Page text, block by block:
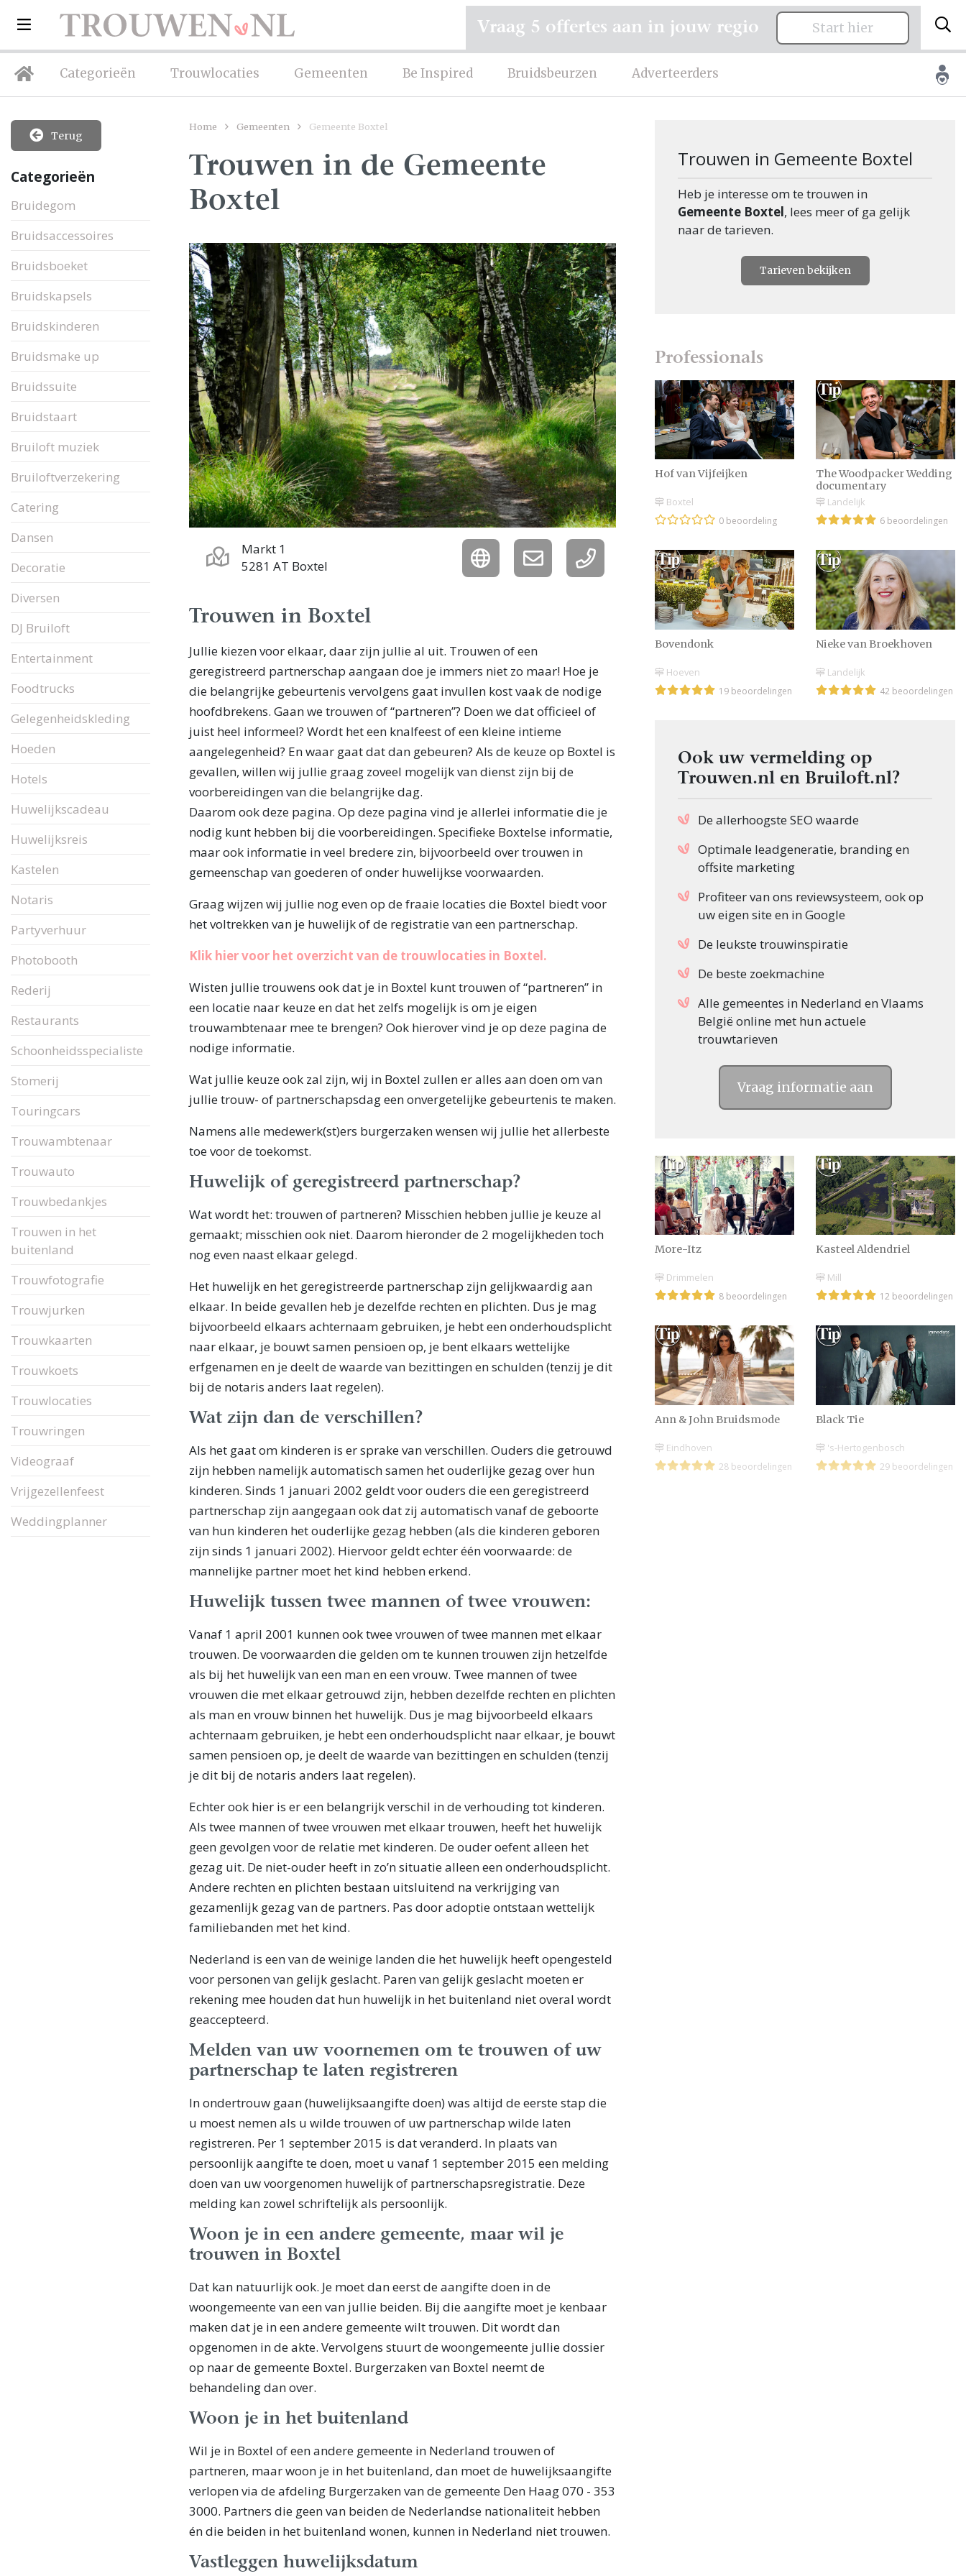
Categorieën Trouwlocaties Gemeenten Be Inspired Bruidsbeurzen Adverteerders
Vraag 5 offertes aan in jouw regio Start hier
Terug
Categorieën
Bruidegom
Bruidsaccessoires
Bruidsboeket
Bruidskapsels
Bruidskinderen
Bruidsmake up
Bruidssuite
Bruidstaart
Bruiloft muziek
Bruiloftverzekering
Catering
Dansen
Decoratie
Diversen
DJ Bruiloft
Entertainment
Foodtrucks
Gelegenheidskleding
Hoeden
Hotels
Huwelijkscadeau
Huwelijksreis
Kastelen
Notaris
Partyverhuur
Photobooth
Rederij
Restaurants
Schoonheidsspecialiste
Stomerij
Touringcars
Trouwambtenaar
Trouwauto
Trouwbedankjes
Trouwen in het
buitenland
Trouwfotografie
Trouwjurken
Trouwkaarten
Trouwkoets
Trouwlocaties
Trouwringen
Videograaf
Vrijgezellenfeest
Weddingplanner
Home Gemeenten Gemeente Boxtel
Trouwen in de Gemeente
Boxtel
Markt 1
5281 AT Boxtel
Trouwen in Boxtel
Jullie kiezen voor elkaar, daar zijn jullie al uit. Trouwen of een
geregistreerd partnerschap aangaan doe je immers niet zo maar! Hoe je
die belangrijke gebeurtenis vervolgens gaat invullen kost vaak de nodige
hoofdbrekens. Gaan we trouwen of “partneren”? Doen we dat officieel of
juist heel informeel? Wordt het een knalfeest of een kleine intieme
aangelegenheid? En waar gaat dat dan gebeuren? Als de keuze op Boxtel is
gevallen, willen wij jullie graag zoveel mogelijk van dienst zijn bij de
voorbereidingen van die belangrijke dag.
Daarom ook deze pagina. Op deze pagina vind je allerlei informatie die je
nodig kunt hebben bij die voorbereidingen. Specifieke Boxtelse informatie,
maar ook informatie in veel bredere zin, bijvoorbeeld over trouwen in
gemeenschap van goederen of onder huwelijkse voorwaarden.
Graag wijzen wij jullie nog even op de fraaie locaties die Boxtel biedt voor
het voltrekken van je huwelijk of de registratie van een partnerschap.
Klik hier voor het overzicht van de trouwlocaties in Boxtel.
Wisten jullie trouwens ook dat je in Boxtel kunt trouwen of “partneren” in
een locatie naar keuze en dat het zelfs mogelijk is om je eigen
trouwambtenaar mee te brengen? Ook hierover vind je op deze pagina de
nodige informatie.
Wat jullie keuze ook zal zijn, wij in Boxtel zullen er alles aan doen om van
jullie trouw- of partnerschapsdag een onvergetelijke gebeurtenis te maken.
Namens alle medewerk(st)ers burgerzaken wensen wij jullie het allerbeste
toe voor de toekomst.
Huwelijk of geregistreerd partnerschap?
Wat wordt het: trouwen of partneren? Misschien hebben jullie je keuze al
gemaakt; misschien ook niet. Daarom hieronder de 2 mogelijkheden toch
nog even naast elkaar gelegd.
Het huwelijk en het geregistreerde partnerschap zijn gelijkwaardig aan
elkaar. In beide gevallen heb je dezelfde rechten en plichten. Dus je mag
bijvoorbeeld elkaars achternaam gebruiken, je hebt een onderhoudsplicht
naar elkaar, je bouwt samen pensioen op, je bent elkaars wettelijke
erfgenamen en je deelt de waarde van bezittingen en schulden (tenzij je dit
bij de notaris anders laat regelen).
Wat zijn dan de verschillen?
Als het gaat om kinderen is er sprake van verschillen. Ouders die getrouwd
zijn hebben namelijk automatisch samen het ouderlijke gezag over hun
kinderen. Sinds 1 januari 2002 geldt voor ouders die een geregistreerd
partnerschap zijn aangegaan ook dat zij automatisch vanaf de geboorte
van hun kinderen het ouderlijke gezag hebben (als die kinderen geboren
zijn sinds 1 januari 2002). Hiervoor geldt echter één voorwaarde: de
mannelijke partner moet het kind hebben erkend.
Huwelijk tussen twee mannen of twee vrouwen:
Vanaf 1 april 2001 kunnen ook twee vrouwen of twee mannen met elkaar
trouwen. De voorwaarden die gelden om te kunnen trouwen zijn hetzelfde
als bij het huwelijk van een man en een vrouw. Twee mannen of twee
vrouwen die met elkaar getrouwd zijn, hebben dezelfde rechten en plichten
als man en vrouw binnen het huwelijk. Dus je mag bijvoorbeeld elkaars
achternaam gebruiken, je hebt een onderhoudsplicht naar elkaar, je bouwt
samen pensioen op, je deelt de waarde van bezittingen en schulden (tenzij
je dit bij de notaris anders laat regelen).
Echter ook hier is er een belangrijk verschil in de verhouding tot kinderen.
Als twee mannen of twee vrouwen met elkaar trouwen, heeft het huwelijk
geen gevolgen voor de relatie met kinderen. De ouder oefent alleen het
gezag uit. De niet-ouder heeft in zo’n situatie alleen een onderhoudsplicht.
Andere rechten en plichten bestaan uitsluitend na verkrijging van
gezamenlijk gezag van de partners. Pas door adoptie ontstaan wettelijk
familiebanden met het kind.
Nederland is een van de weinige landen die het huwelijk heeft opengesteld
voor personen van gelijk geslacht. Paren van gelijk geslacht moeten er
rekening mee houden dat hun huwelijk in het buitenland niet overal wordt
geaccepteerd.
Melden van uw voornemen om te trouwen of uw
partnerschap te laten registreren
In ondertrouw gaan (huwelijksaangifte doen) was altijd de eerste stap die
u moest nemen als u wilde trouwen of uw partnerschap wilde laten
registreren. Per 1 september 2015 is dat veranderd. In plaats van
persoonlijk aangifte te doen, moet u vanaf 1 september 2015 een melding
doen van uw voorgenomen huwelijk of partnerschapsregistratie. Deze
melding kan zowel schriftelijk als persoonlijk.
Woon je in een andere gemeente, maar wil je
trouwen in Boxtel
Dat kan natuurlijk ook. Je moet dan eerst de aangifte doen in de
woongemeente van een van jullie beiden. Bij die aangifte moet je kenbaar
maken dat je in een andere gemeente wilt trouwen. Dit wordt dan
opgenomen in de akte. Vervolgens stuurt de woongemeente jullie dossier
op naar de gemeente Boxtel. Burgerzaken van Boxtel neemt de
behandeling dan over.
Woon je in het buitenland
Wil je in Boxtel of een andere gemeente in Nederland trouwen of
partneren, maar woon je in het buitenland, dan moet de huwelijksaangifte
verlopen via de afdeling Burgerzaken van de gemeente Den Haag 070 - 353
3000. Partners die geen van beiden de Nederlandse nationaliteit hebben
én die beiden in het buitenland wonen, kunnen in Nederland niet trouwen.
Vastleggen huwelijksdatum
Trouwen in Gemeente Boxtel
Heb je interesse om te trouwen in
Gemeente Boxtel, lees meer of ga gelijk
naar de tarieven.
Tarieven bekijken
Professionals
Hof van Vijfeijken
Boxtel
0 beoordeling
The Woodpacker Wedding
documentary
Landelijk
6 beoordelingen
Bovendonk
Hoeven
19 beoordelingen
Nieke van Broekhoven
Landelijk
42 beoordelingen
Ook uw vermelding op
Trouwen.nl en Bruiloft.nl?
De allerhoogste SEO waarde
Optimale leadgeneratie, branding en
offsite marketing
Profiteer van ons reviewsysteem, ook op
uw eigen site en in Google
De leukste trouwinspiratie
De beste zoekmachine
Alle gemeentes in Nederland en Vlaams
België online met hun actuele
trouwtarieven
Vraag informatie aan
More-Itz
Drimmelen
8 beoordelingen
Kasteel Aldendriel
Mill
12 beoordelingen
Ann & John Bruidsmode
Eindhoven
28 beoordelingen
Black Tie
's-Hertogenbosch
29 beoordelingen